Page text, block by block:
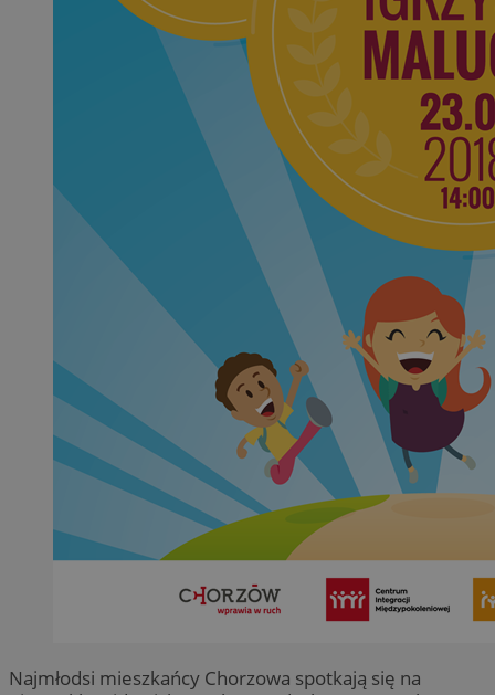
Najmłodsi mieszkańcy Chorzowa spotkają się na